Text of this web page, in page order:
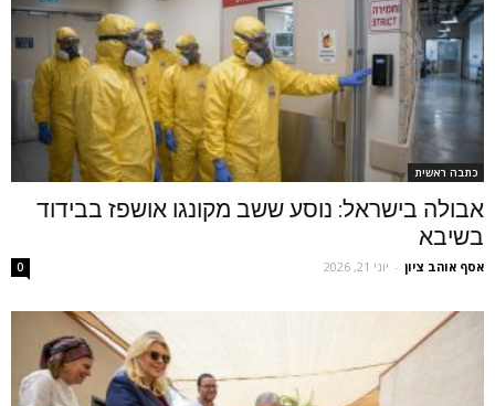
כתבה ראשית
אבולה בישראל: נוסע ששב מקונגו אושפז בבידוד
בשיבא
אסף אוהב ציון - יוני 21, 2026 0